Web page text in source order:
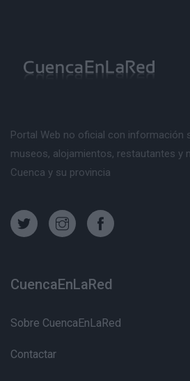
Portal Web no oficial con información
museos, alojamientos, restautantes y
Cuenca y su provincia
CuencaEnLaRed
Sobre CuencaEnLaRed
Contactar